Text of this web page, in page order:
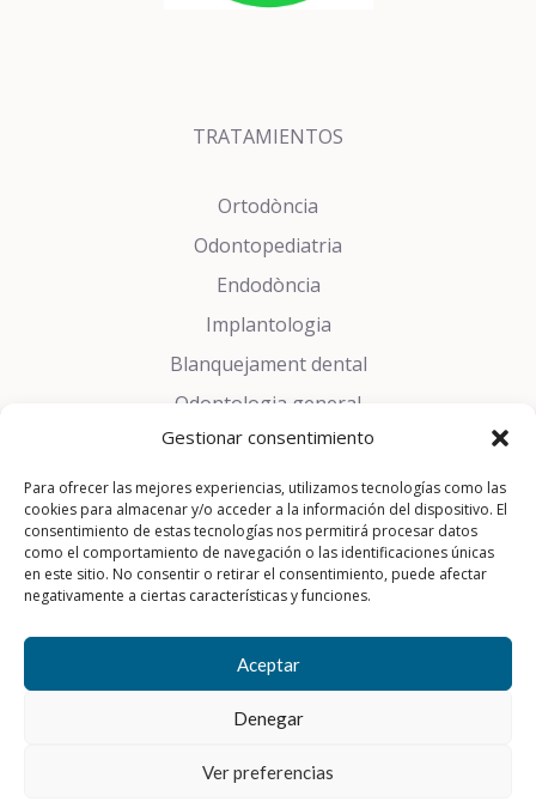
Gestionar consentimiento
Para ofrecer las mejores experiencias, utilizamos tecnologías como las
cookies para almacenar y/o acceder a la información del dispositivo. El
consentimiento de estas tecnologías nos permitirá procesar datos
como el comportamiento de navegación o las identificaciones únicas
en este sitio. No consentir o retirar el consentimiento, puede afectar
negativamente a ciertas características y funciones.
Aceptar
Denegar
Ver preferencias
TRATAMIENTOS
Ortodòncia
Odontopediatria
Endodòncia
Implantologia
Blanquejament dental
Odontologia general
Estètica dental
Trastorns de la son
Pròtesis Dentals
Periodòncia
Cirurgia Oral
Política de Privacidad
© 2026 Parc Bosc Dental